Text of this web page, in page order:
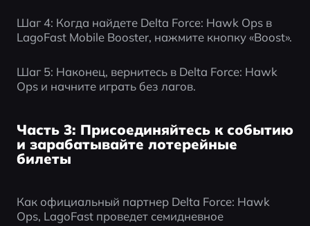
Шаг 4: Когда найдете Delta Force: Hawk Ops в
LagoFast Mobile Booster, нажмите кнопку «Boost».
Шаг 5: Наконец, вернитесь в Delta Force: Hawk
Ops и начните играть без лагов.
Часть 3: Присоединяйтесь к событию
и зарабатывайте лотерейные
билеты
Как официальный партнер Delta Force: Hawk
Ops, LagoFast проведет семидневное